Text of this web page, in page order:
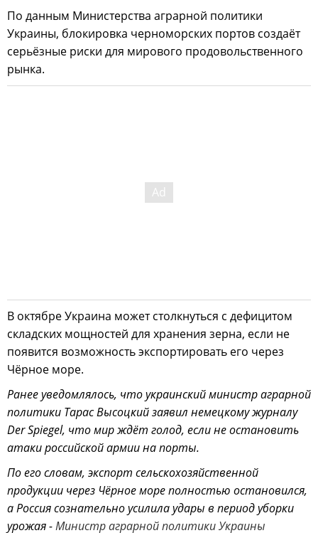
По данным Министерства аграрной политики
Украины, блокировка черноморских портов создаёт
серьёзные риски для мирового продовольственного
рынка.
В октябре Украина может столкнуться с дефицитом
складских мощностей для хранения зерна, если не
появится возможность экспортировать его через
Чёрное море.
Ранее уведомлялось, что украинский министр аграрной
политики Тарас Высоцкий заявил немецкому журналу
Der Spiegel, что мир ждёт голод, если не остановить
атаки российской армии на порты.
По его словам, экспорт сельскохозяйственной
продукции через Чёрное море полностью остановился,
а Россия сознательно усилила удары в период уборки
урожая -Министр аграрной политики Украины